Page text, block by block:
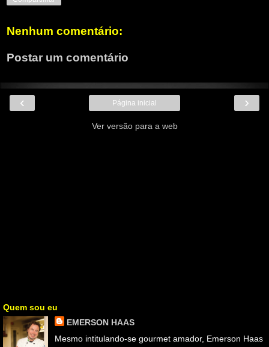
Nenhum comentário:
Postar um comentário
‹ ›
Página inicial
Ver versão para a web
Quem sou eu
EMERSON HAAS
Mesmo intitulando-se gourmet amador, Emerson Haas